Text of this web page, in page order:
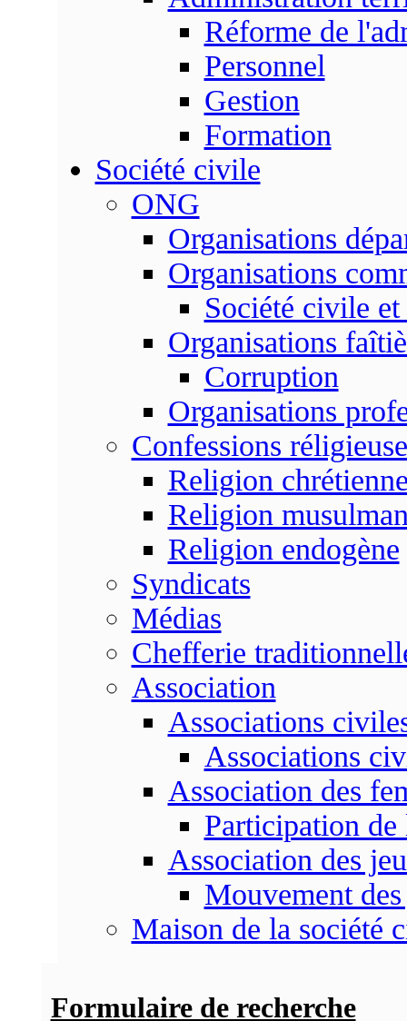
Réforme de
Personnel
Gestion
Formation
Société civile
ONG
Organisations
Organisations
Société civile
Organisations
Corruption
Organisations
Confessions
Religion
Religion
Religion endogène
Syndicats
Médias
Chefferie
Association
Associations
Associations
Association des
Participation de
Association des
Mouvement
Maison de la société
Formulaire de recherche